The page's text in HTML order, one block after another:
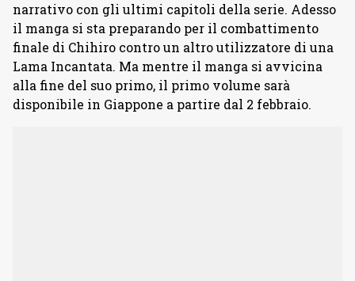
narrativo con gli ultimi capitoli della serie. Adesso
il manga si sta preparando per il combattimento
finale di Chihiro contro un altro utilizzatore di una
Lama Incantata. Ma mentre il manga si avvicina
alla fine del suo primo, il primo volume sarà
disponibile in Giappone a partire dal 2 febbraio.